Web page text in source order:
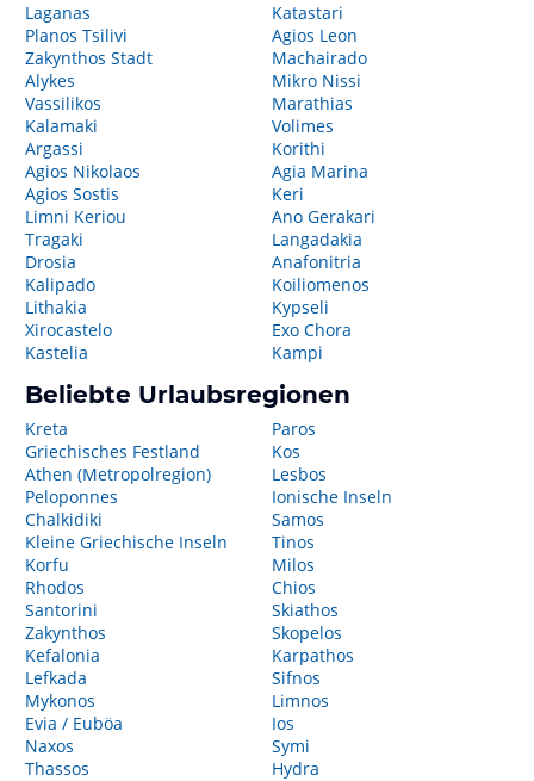
Laganas
Planos Tsilivi
Zakynthos Stadt
Alykes
Vassilikos
Kalamaki
Argassi
Agios Nikolaos
Agios Sostis
Limni Keriou
Tragaki
Drosia
Kalipado
Lithakia
Xirocastelo
Kastelia
Katastari
Agios Leon
Machairado
Mikro Nissi
Marathias
Volimes
Korithi
Agia Marina
Keri
Ano Gerakari
Langadakia
Anafonitria
Koiliomenos
Kypseli
Exo Chora
Kampi
Beliebte Urlaubsregionen
Kreta
Griechisches Festland
Athen (Metropolregion)
Peloponnes
Chalkidiki
Kleine Griechische Inseln
Korfu
Rhodos
Santorini
Zakynthos
Kefalonia
Lefkada
Mykonos
Evia / Euböa
Naxos
Thassos
Paros
Kos
Lesbos
Ionische Inseln
Samos
Tinos
Milos
Chios
Skiathos
Skopelos
Karpathos
Sifnos
Limnos
Ios
Symi
Hydra